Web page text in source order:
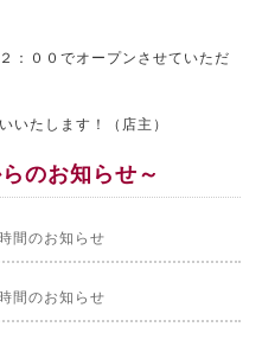
：００でオープンさせていただ
いたします！（店主）
のお知らせ～
間のお知らせ
間のお知らせ